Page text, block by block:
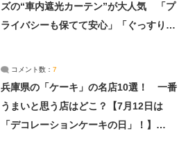
ズの“車内遮光カーテン”が大人気 「プ
ライバシーも保てて安心」「ぐっすり眠
コメント数： 7
兵庫県の「ケーキ」の名店10選！ 一番
うまいと思う店はどこ？【7月12日は
「デコレーションケーキの日」！】